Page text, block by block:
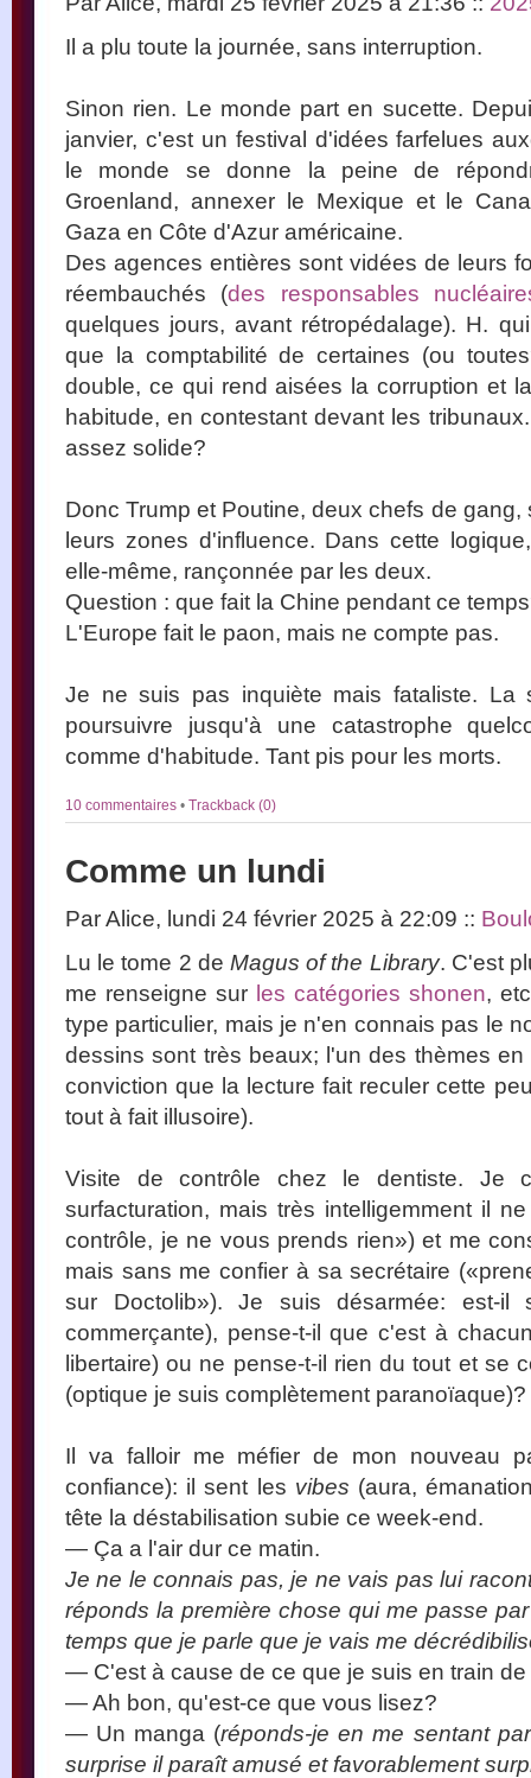
Il a plu toute la journée, sans interruption.
Sinon rien. Le monde part en sucette.
janvier, c'est un festival d'idées farfelues
le monde se donne la peine de
Groenland, annexer le Mexique et le
Gaza en Côte d'Azur américaine.
Des agences entières sont vidées de leurs
réembauchés (des responsables
quelques jours, avant rétropédalage). H.
que la comptabilité de certaines (ou
double, ce qui rend aisées la corruption et
habitude, en contestant devant les
assez solide?
Donc Trump et Poutine, deux chefs de
leurs zones d'influence. Dans cette
elle-même, rançonnée par les deux.
Question : que fait la Chine pendant ce
L'Europe fait le paon, mais ne compte pas.
Je ne suis pas inquiète mais fataliste. La
poursuivre jusqu'à une catastrophe
comme d'habitude. Tant pis pour les morts.
10 commentaires • Trackback (0)
Comme un lundi
Par Alice, lundi 24 février 2025 à 22:09 ::
Lu le tome 2 de Magus of the Library. C'est
me renseigne sur les catégories shonen,
type particulier, mais je n'en connais pas le
dessins sont très beaux; l'un des thèmes
conviction que la lecture fait reculer cette
tout à fait illusoire).
Visite de contrôle chez le dentiste. Je
surfacturation, mais très intelligemment il
contrôle, je ne vous prends rien») et me
mais sans me confier à sa secrétaire
sur Doctolib»). Je suis désarmée: est-il
commerçante), pense-t-il que c'est à
libertaire) ou ne pense-t-il rien du tout et se
(optique je suis complètement paranoïaque)?
Il va falloir me méfier de mon nouveau
confiance): il sent les vibes (aura,
tête la déstabilisation subie ce week-end.
— Ça a l'air dur ce matin.
Je ne le connais pas, je ne vais pas lui
réponds la première chose qui me passe
temps que je parle que je vais me
— C'est à cause de ce que je suis en train
— Ah bon, qu'est-ce que vous lisez?
— Un manga (réponds-je en me sentant
surprise il paraît amusé et favorablement